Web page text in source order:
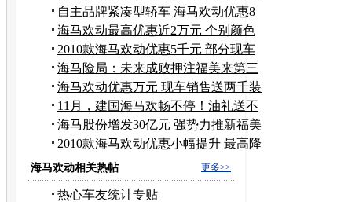
元
自主品牌紧凑型轿车 海马欢动优惠8
千元
海马欢动最高优惠近2万元 个别颜色
不全
2010款海马欢动优惠5千元 部分现车
在售
海马险局：未来成败押注福美来第三
代
海马欢动优惠万元 现车销售送两千装
潢
11月，建国海马欢畅不停！油礼送不
停！
海马股份增发30亿元 强势力推新福美
来
2010款海马欢动优惠小幅提升 最高降
6千
更多>>
海马欢动相关热帖
热心车友统计专贴